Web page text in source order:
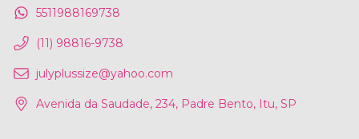
5511988169738
(11) 98816-9738
julyplussize@yahoo.com
Avenida da Saudade, 234, Padre Bento, Itu, SP